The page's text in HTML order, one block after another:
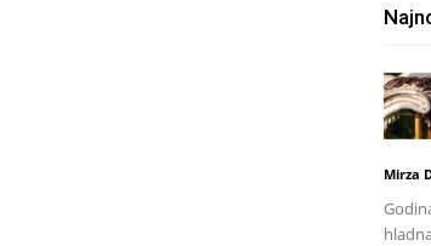
Mirza